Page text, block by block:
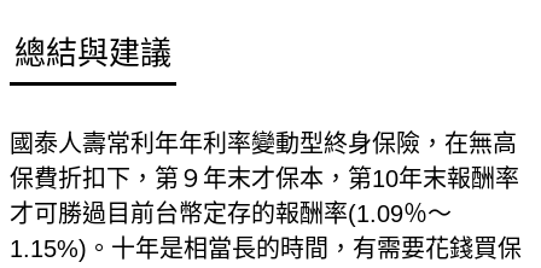
總結與建議
國泰人壽常利年年利率變動型終身保險，在無高
保費折扣下，第 ９ 年末才保本，第10年末報酬率
才可勝過目前台幣定存的報酬率(1.09％～
1.15%)。十年是相當長的時間，有需要花錢買保